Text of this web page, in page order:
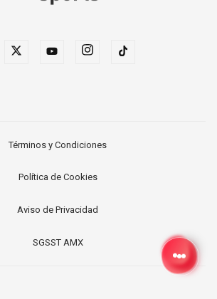
Términos y Condiciones
Política de Cookies
Aviso de Privacidad
SGSST AMX